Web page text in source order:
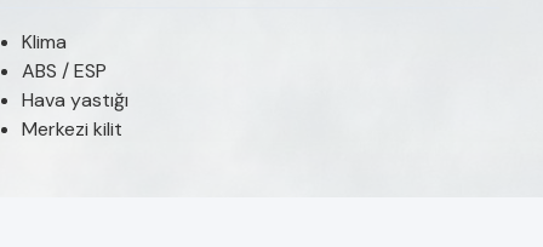
Klima
ABS / ESP
Hava yastığı
Merkezi kilit